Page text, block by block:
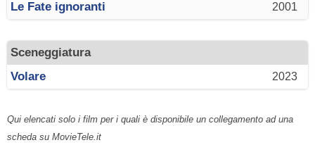
2001
Le Fate ignoranti
Sceneggiatura
2023
Volare
Qui elencati solo i film per i quali è disponibile un collegamento ad una
scheda su MovieTele.it